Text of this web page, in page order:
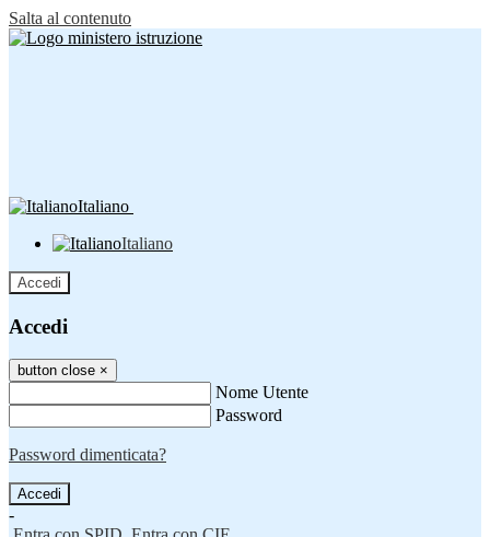
Salta al contenuto
Italiano
Italiano
Accedi
Accedi
button close ×
Nome Utente
Password
Password dimenticata?
-